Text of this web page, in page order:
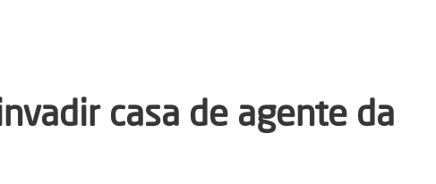
casa de agente da